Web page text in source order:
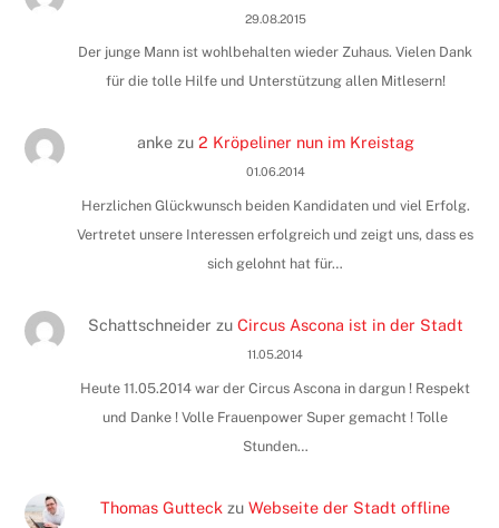
29.08.2015
Der junge Mann ist wohlbehalten wieder Zuhaus. Vielen Dank
für die tolle Hilfe und Unterstützung allen Mitlesern!
ankezu 2 Kröpeliner nun im Kreistag
01.06.2014
Herzlichen Glückwunsch beiden Kandidaten und viel Erfolg.
Vertretet unsere Interessen erfolgreich und zeigt uns, dass es
sich gelohnt hat für…
Schattschneider zu Circus Ascona ist in der Stadt
11.05.2014
Heute 11.05.2014 war der Circus Ascona in dargun ! Respekt
und Danke ! Volle Frauenpower Super gemacht ! Tolle
Stunden…
Thomas Gutteck zuWebseite der Stadt offline